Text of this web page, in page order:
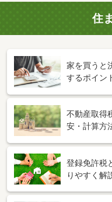
住
家を買うと
するポイン
不動産取得
安・計算方
登録免許税
りやすく解